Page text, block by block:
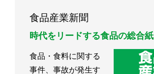
食品産業新聞
時代をリードする食品の総合紙
食品・食料に関する
事件、事故が発生す